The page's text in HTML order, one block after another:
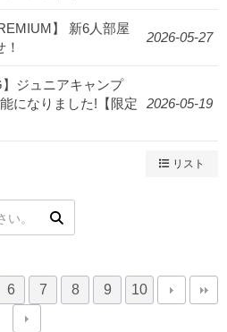
】 新6人部屋
2026-05-27
】ジュニアキャンプ
になりました!【限定
2026-05-19
リスト
6 7 8 9 10